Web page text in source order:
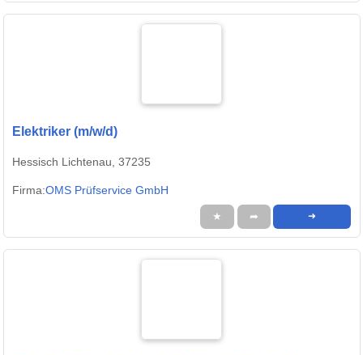
Elektriker (m/w/d)
Hessisch Lichtenau, 37235
Firma:OMS Prüfservice GmbH
★ ➦ ➜